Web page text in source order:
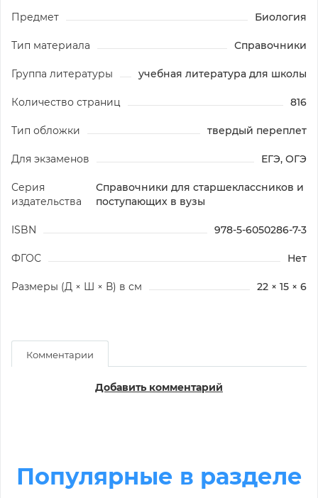
Предмет Биология
Тип материала Справочники
Группа литературы учебная литература для школы
Количество страниц 816
Тип обложки твердый переплет
Для экзаменов ЕГЭ, ОГЭ
Серия
издательства
Справочники для старшеклассников и
поступающих в вузы
ISBN 978-5-6050286-7-3
ФГОС Нет
Размеры (Д × Ш × В) в см 22 × 15 × 6
Комментарии
Добавить комментарий
Популярные в разделе